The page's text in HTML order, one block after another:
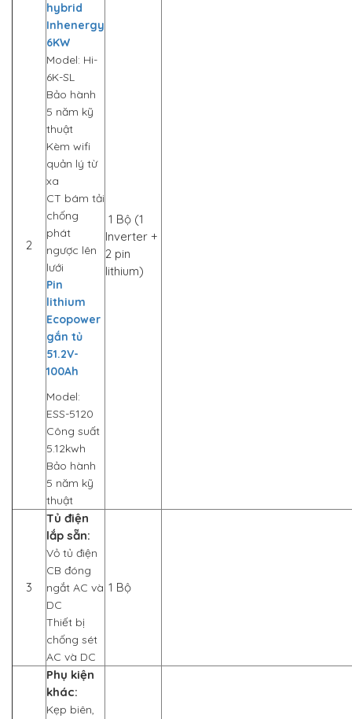
2
hybrid
Inhenergy
6KW
Model: Hi-
6K-SL
Bảo hành
5 năm kỹ
thuật
Kèm wifi
quản lý từ
xa
CT bám tải
chống
phát
ngược lên
lưới
Pin
lithium
Ecopower
gắn tủ
51.2V-
100Ah
Model:
ESS-5120
Công suất
5.12kwh
Bảo hành
5 năm kỹ
thuật
1 Bộ (1
Inverter +
2 pin
lithium)
3
Tủ điện
lắp sẵn:
Vỏ tủ điện
CB đóng
ngắt AC và
DC
Thiết bị
chống sét
AC và DC
1 Bộ
Phụ kiện
khác:
Kẹp biên,